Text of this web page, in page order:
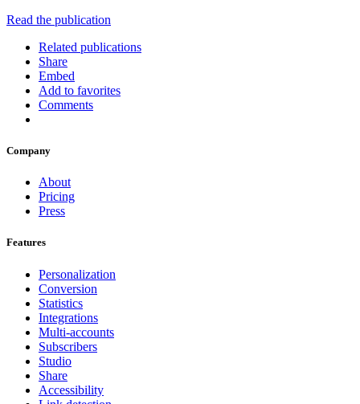
Read the publication
Related publications
Share
Embed
Add to favorites
Comments
Company
About
Pricing
Press
Features
Personalization
Conversion
Statistics
Integrations
Multi-accounts
Subscribers
Studio
Share
Accessibility